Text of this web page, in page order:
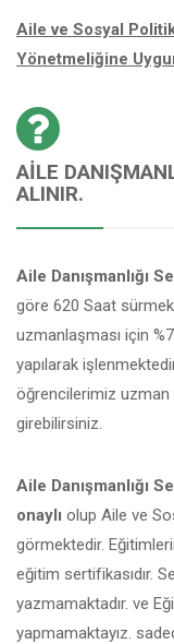
Aile ve Sosyal
Yönetmeliğine
AILE
ALINIR.
Aile Danışmanlığı
göre 620 Saat
uzmanlaşması için
yapılarak
öğrencilerimiz uzman
girebilirsiniz.
Aile Danışmanlığı
onaylı olup Aile ve
görmektedir.
eğitim sertifikasıdır.
yazmamaktadır. ve
yapmamaktayız.